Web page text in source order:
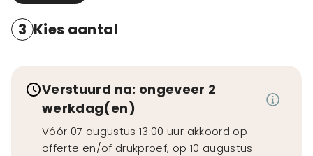
3 Kies aantal
Verstuurd na: ongeveer 2
werkdag(en)
Vóór 07 augustus 13:00 uur akkoord op
offerte en/of drukproef, op 10 augustus